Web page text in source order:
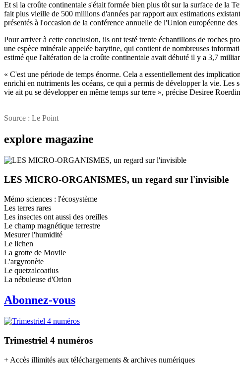
Et si la croûte continentale s'était formée bien plus tôt sur la surface de la
fait plus vieille de 500 millions d'années par rapport aux estimations
présentés à l'occasion de la conférence annuelle de l'Union européenne
Pour arriver à cette conclusion, ils ont testé trente échantillons de roches
une espèce minérale appelée barytine, qui contient de nombreuses
estimé que l'altération de la croûte continentale avait débuté il y a 3,7
« C'est une période de temps énorme. Cela a essentiellement des
enrichi en nutriments les océans, ce qui a permis de développer la vie. Les
vie ait pu se développer en même temps sur terre », précise Desiree
Source : Le Point
explore magazine
LES MICRO-ORGANISMES, un regard sur l'invisible
Mémo sciences : l'écosystème
Les terres rares
Les insectes ont aussi des oreilles
Le champ magnétique terrestre
Mesurer l'humidité
Le lichen
La grotte de Movile
L'argyronète
Le quetzalcoatlus
La nébuleuse d'Orion
Abonnez-vous
Trimestriel 4 numéros
+ Accès illimités aux téléchargements & archives numériques